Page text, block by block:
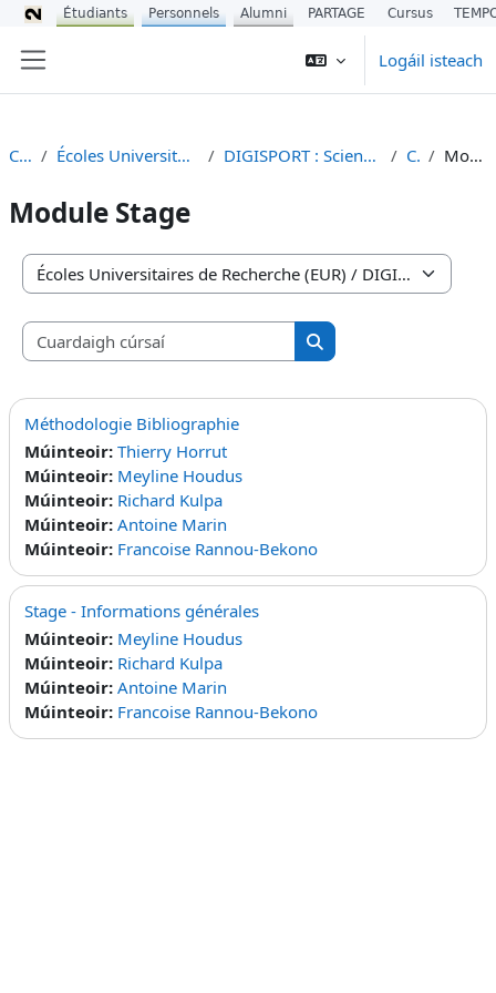
Logáil isteach
Cúrsaí Écoles Universitaires de Recherche (EUR) DIGISPORT : Sciences du Numérique et Sport Cours Module Stage
Module Stage
Catagóirí cúrsa
Cuardaigh cúrsaí
Cuardaigh cúrsaí
Méthodologie Bibliographie
Múinteoir: Thierry Horrut
Múinteoir: Meyline Houdus
Múinteoir: Richard Kulpa
Múinteoir: Antoine Marin
Múinteoir: Francoise Rannou-Bekono
Stage - Informations générales
Múinteoir: Meyline Houdus
Múinteoir: Richard Kulpa
Múinteoir: Antoine Marin
Múinteoir: Francoise Rannou-Bekono
Étudiants Personnels Alumni PARTAGE Cursus